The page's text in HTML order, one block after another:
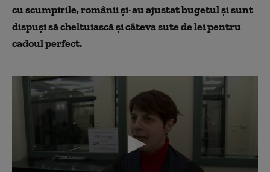
cu scumpirile, românii și-au ajustat bugetul și sunt
dispuși să cheltuiască și câteva sute de lei pentru
cadoul perfect.